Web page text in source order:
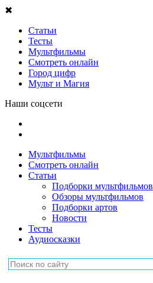
✖
Статьи
Тесты
Мультфильмы
Смотреть онлайн
Город цифр
Мульт и Магия
Наши соцсети
Мультфильмы
Смотреть онлайн
Статьи
Подборки мультфильмов
Обзоры мультфильмов
Подборки артов
Новости
Тесты
Аудиосказки